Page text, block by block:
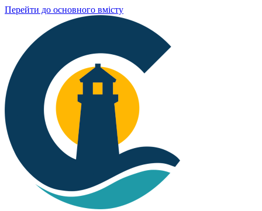
Перейти до основного вмісту